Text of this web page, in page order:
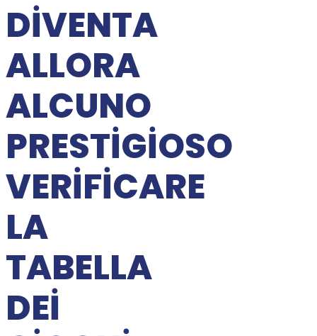
DIVENTA
ALLORA
ALCUNO
PRESTIGIOSO
VERIFICARE
LA
TABELLA
DEI